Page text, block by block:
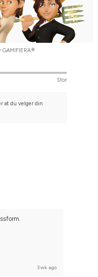
Stor
at du velger din
3 wk. ago